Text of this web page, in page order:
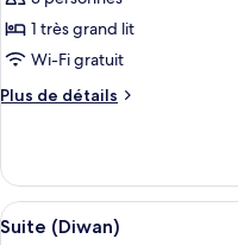
coin
type
de
chambre :
Chambre,
grand
lit,
1 très grand lit
Wi-Fi gratuit
Plus de détails
Plus
Chambre,
très
Afficher
8
Suite (Diwan)